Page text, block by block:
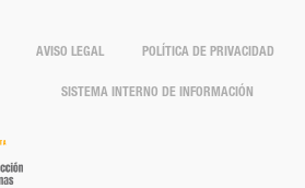
AVISO LEGAL POLÍTICA DE PRIVACIDAD
SISTEMA INTERNO DE INFORMACIÓN